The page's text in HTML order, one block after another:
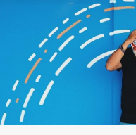
READ MORE